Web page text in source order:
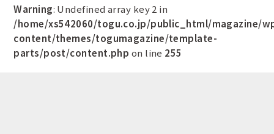
Warning: Undefined array key 2 in
/home/xs542060/togu.co.jp/public_html/magazine/
content/themes/togumagazine/template-
parts/post/content.php on line 255